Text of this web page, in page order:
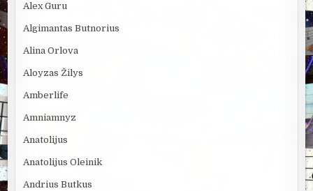
Alex Guru
Algimantas Butnorius
Alina Orlova
Aloyzas Žilys
Amberlife
Amniamnyz
Anatolijus
Anatolijus Oleinik
Andrius Butkus